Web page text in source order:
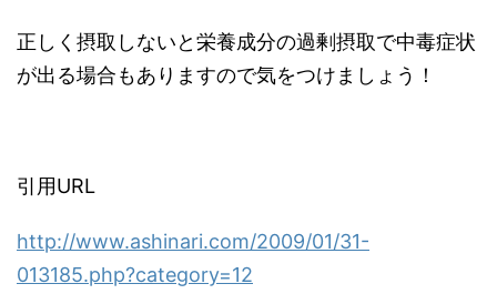
正しく摂取しないと栄養成分の過剰摂取で中毒症状
が出る場合もありますので気をつけましょう！
引用URL
http://www.ashinari.com/2009/01/31-
013185.php?category=12